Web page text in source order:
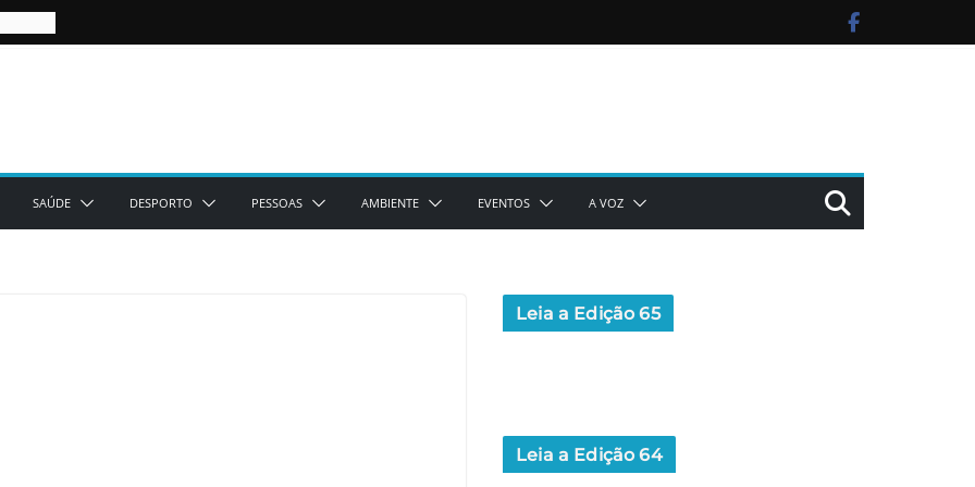
SAÚDE DESPORTO PESSOAS AMBIENTE EVENTOS A VOZ
Leia a Edição 65
Leia a Edição 64